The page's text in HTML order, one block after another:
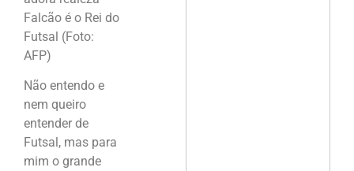
Falcão é o Rei do
Futsal (Foto:
AFP)
Não entendo e
nem queiro
entender de
Futsal, mas para
mim o grande